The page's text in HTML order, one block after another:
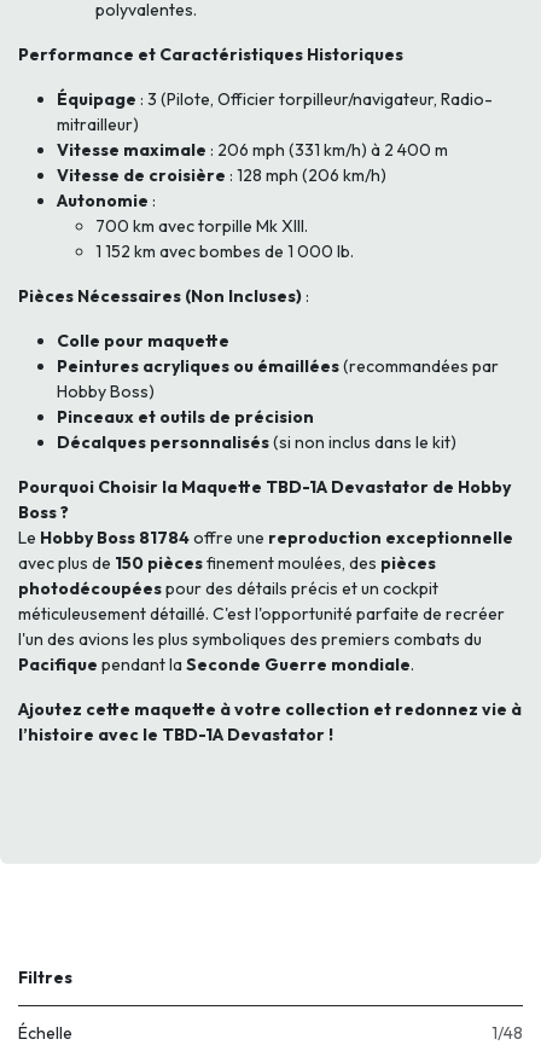
polyvalentes.
Performance et Caractéristiques Historiques
Équipage : 3 (Pilote, Officier torpilleur/navigateur, Radio-
mitrailleur)
Vitesse maximale : 206 mph (331 km/h) à 2 400 m
Vitesse de croisière : 128 mph (206 km/h)
Autonomie :
700 km avec torpille Mk XIII.
1 152 km avec bombes de 1 000 lb.
Pièces Nécessaires (Non Incluses) :
Colle pour maquette
Peintures acryliques ou émaillées(recommandées par
Hobby Boss)
Pinceaux et outils de précision
Décalques personnalisés(si non inclus dans le kit)
Pourquoi Choisir la Maquette TBD-1A Devastator de Hobby
Boss ?
Le Hobby Boss 81784offre une reproduction exceptionnelle
avec plus de 150 piècesfinement moulées, des pièces
photodécoupéespour des détails précis et un cockpit
méticuleusement détaillé. C'est l'opportunité parfaite de recréer
l'un des avions les plus symboliques des premiers combats du
Pacifique pendant la Seconde Guerre mondiale.
Ajoutez cette maquette à votre collection et redonnez vie à
l’histoire avec le TBD-1A Devastator !
Filtres
Échelle 1/48